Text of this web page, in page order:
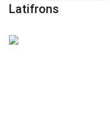
Latifrons